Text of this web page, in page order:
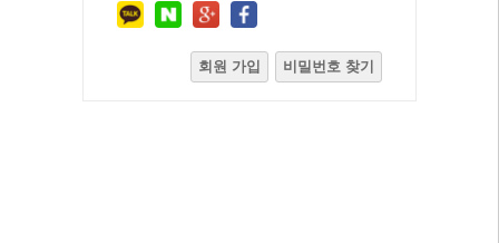
회원 가입 비밀번호 찾기